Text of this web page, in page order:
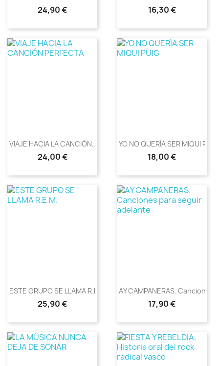
Precio
24,90 € Precio
16,30 €
VIAJE HACIA LA CANCIÓN...
Precio
24,00 €
YO NO QUERÍA SER MIQUI PUIG
Precio
18,00 €
ESTE GRUPO SE LLAMA R.E.M.
Precio
25,90 €
AY CAMPANERAS.
Precio
17,90 €